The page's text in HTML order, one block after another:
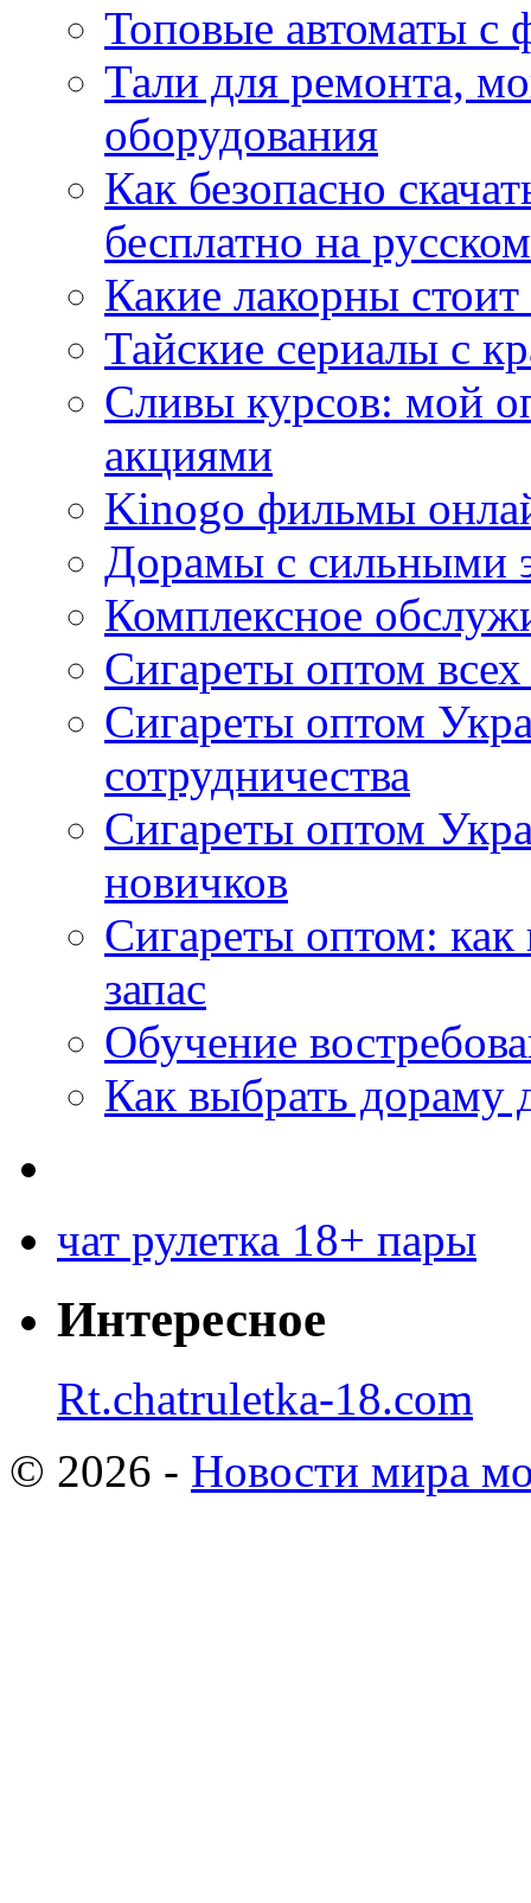
Топовые автоматы с
Тали для ремонта,
оборудования
Как безопасно
бесплатно на
Какие лакорны
Тайские сериалы с
Сливы курсов: мой
акциями
Kinogo фильмы
Дорамы с сильными
Комплексное
Сигареты оптом
Сигареты оптом
сотрудничества
Сигареты оптом
новичков
Сигареты оптом:
запас
Обучение
Как выбрать дораму
чат рулетка 18+ пары
Интересное
Rt.chatruletka-18.com
© 2026 - Новости мира